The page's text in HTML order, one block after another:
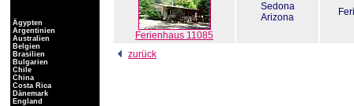
Ferienhaus 11085
Sedona
Arizona
zurück
Ägypten
Argentinien
Australien
Belgien
Brasilien
Bulgarien
Chile
China
Costa Rica
Dänemark
England